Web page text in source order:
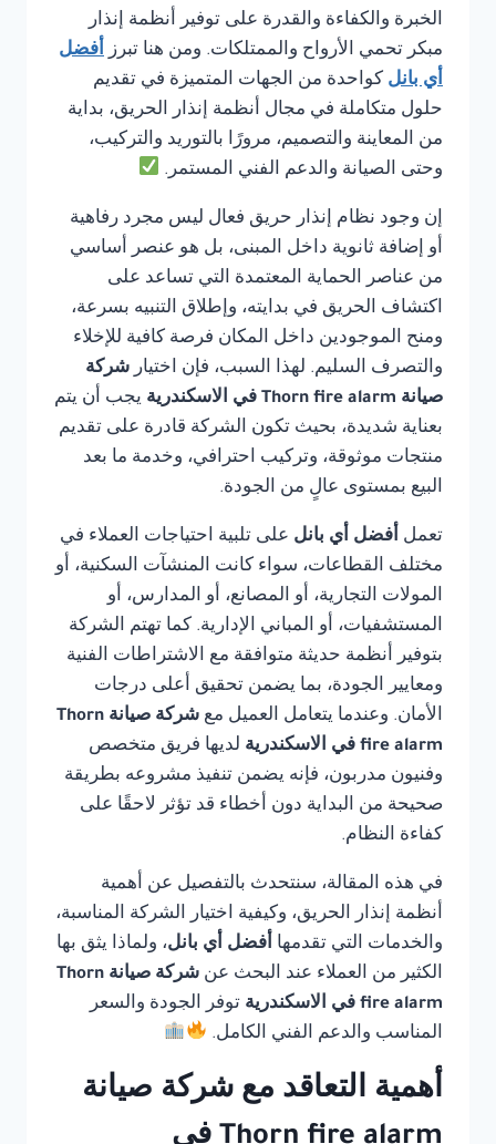
الخبرة والكفاءة والقدرة على توفير أنظمة إنذار
مبكر تحمي الأرواح والممتلكات. ومن هنا تبرز أفضل
أي بانل كواحدة من الجهات المتميزة في تقديم
حلول متكاملة في مجال أنظمة إنذار الحريق، بداية
من المعاينة والتصميم، مرورًا بالتوريد والتركيب،
وحتى الصيانة والدعم الفني المستمر.
إن وجود نظام إنذار حريق فعال ليس مجرد رفاهية
أو إضافة ثانوية داخل المبنى، بل هو عنصر أساسي
من عناصر الحماية المعتمدة التي تساعد على
اكتشاف الحريق في بدايته، وإطلاق التنبيه بسرعة،
ومنح الموجودين داخل المكان فرصة كافية للإخلاء
والتصرف السليم. لهذا السبب، فإن اختيار شركة
صيانة Thorn fire alarm في الاسكندرية
يجب أن يتم
بعناية شديدة، بحيث تكون الشركة قادرة على تقديم
منتجات موثوقة، وتركيب احترافي، وخدمة ما بعد
البيع بمستوى عالٍ من الجودة.
تعمل أفضل أي بانل على تلبية احتياجات العملاء في
مختلف القطاعات، سواء كانت المنشآت السكنية، أو
المولات التجارية، أو المصانع، أو المدارس، أو
المستشفيات، أو المباني الإدارية. كما تهتم الشركة
بتوفير أنظمة حديثة متوافقة مع الاشتراطات الفنية
ومعايير الجودة، بما يضمن تحقيق أعلى درجات
الأمان. وعندما يتعامل العميل مع
شركة صيانة Thorn
fire alarm في الاسكندرية
لديها فريق متخصص
وفنيون مدربون، فإنه يضمن تنفيذ مشروعه بطريقة
صحيحة من البداية دون أخطاء قد تؤثر لاحقًا على
كفاءة النظام.
في هذه المقالة، سنتحدث بالتفصيل عن أهمية
أنظمة إنذار الحريق، وكيفية اختيار الشركة المناسبة،
والخدمات التي تقدمها أفضل أي بانل، ولماذا يثق بها
الكثير من العملاء عند البحث عن
شركة صيانة Thorn
fire alarm في الاسكندرية
توفر الجودة والسعر
المناسب والدعم الفني الكامل.
أهمية التعاقد مع شركة صيانة